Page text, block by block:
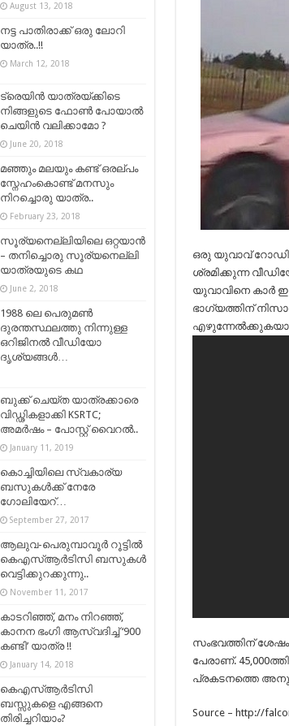
ഒരു യുവാവ്
ശ്രമിക്കുന്ന
യുവാവിനെ കാര്‍
ഭാഗ്യത്തിന്
സംഭവത്തിന് ശേഷം
പേരാണ്.
പ്രകടനത്തെ
Source – http://
August 13, 2018
നട്ട പാതിരാക്ക് ഒരു ലോറി
യാത്ര..!!
March 12, 2018
ട്രെയിൻ യാത്രയ്ക്കിടെ
നിങ്ങളുടെ ഫോൺ പോയാൽ
ചെയിൻ വലിക്കാമോ ?
June 20, 2018
മഞ്ഞും മലയും കണ്ട് ഒരല്പം
സ്നേഹംകൊണ്ട് മനസും
നിറച്ചൊരു യാത്ര..
February 23, 2018
സൂര്യനെല്ലിയിലെ ഒറ്റയാൻ
– തനിച്ചൊരു സൂര്യനെല്ലി
യാത്രയുടെ കഥ
June 2, 2018
1988 ലെ പെരുമൺ
ദുരന്തസ്ഥലത്തു നിന്നുള്ള
ഒറിജിനൽ വീഡിയോ
ദൃശ്യങ്ങൾ…
ബുക്ക് ചെയ്ത യാത്രക്കാരെ
വിഡ്ഢികളാക്കി KSRTC;
അമർഷം – പോസ്റ്റ് വൈറൽ..
January 11, 2019
കൊച്ചിയിലെ സ്വകാര്യ
ബസുകള്‍ക്ക് നേരേ
ഗോലിയേറ്‌…
September 27, 2017
ആലുവ-പെരുമ്പാവൂര്‍ റൂട്ടില്‍
കെഎസ്ആര്‍ടിസി ബസുകള്‍
വെട്ടിക്കുറക്കുന്നു..
November 11, 2017
കാടറിഞ്ഞ്, മനം നിറഞ്ഞ്,
കാനന ഭംഗി ആസ്വദിച്ച് ‘900
കണ്ടി’ യാത്ര !!
January 14, 2018
കെഎസ്ആർടിസി
ബസ്സുകളെ എങ്ങനെ
തിരിച്ചറിയാം?